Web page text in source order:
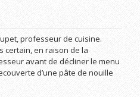
professeur de cuisine.
certain, en raison de la
avant de décliner le menu
d’une pâte de nouille